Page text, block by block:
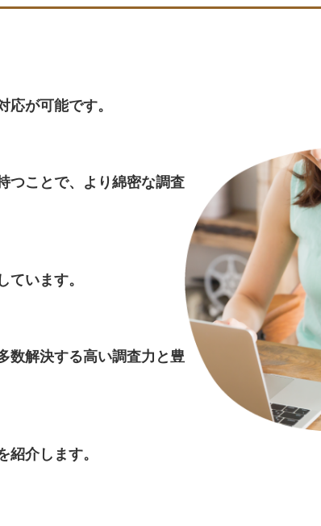
が可能です。
つことで、より綿密な調査
います。
数解決する高い調査力と豊
介します。